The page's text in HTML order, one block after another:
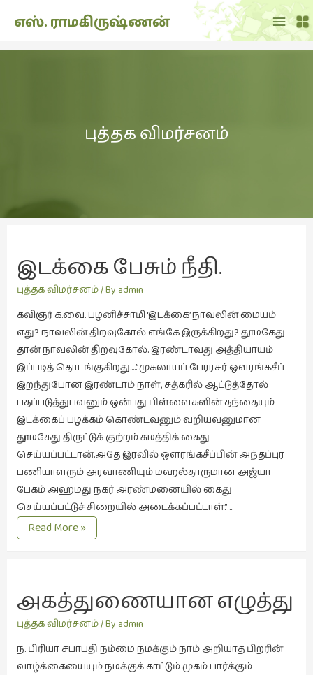
THE
அனுபவம்
ஆளுமை
(81)
இசை
(23)
இணையதளம்
(23)
இந்திய
இலக்கியம்
இயற்கை
(34)
இலக்கியம்
(729)
உலக
பேருரைகள்
எஸ். ராமகிருஷ்ணன்
Main
Menu
புத்தக விமர்சனம்
இடக்கை பேசும் நீதி.
புத்தக விமர்சனம்/ By admin
கவிஞர் க.வை. பழனிச்சாமி ‘இடக்கை’ நாவலின் மையம்
எது? நாவலின் திறவுகோல் எங்கே இருக்கிறது? தூமகேது
தான் நாவலின் திறவுகோல். இரண்டாவது அத்தியாயம்
இப்படித் தொடங்குகிறது…..”முகலாயப் பேரரசர் ஒளரங்கசீப்
இறந்துபோன இரண்டாம் நாள், சத்கரில் ஆட்டுத்தோல்
பதப்படுத்துபவனும் ஒன்பது பிள்ளைகளின் தந்தையும்
இடக்கைப் பழக்கம் கொண்டவனும் வறியவனுமான
தூமகேது திருட்டுக் குற்றம் சுமத்திக் கைது
செய்யப்பட்டான்.அதே இரவில் ஒளரங்கசீப்பின் அந்தப்புர
பணியாளரும் அரவாணியும் மஹல்தாருமான அஜ்யா
பேகம் அஹமது நகர் அரண்மனையில் கைது
செய்யப்பட்டுச் சிறையில் அடைக்கப்பட்டாள்.” …
இடக்கை
பேசும்
Read More »
அகத்துணையான எழுத்து
புத்தக விமர்சனம்/ By admin
ந. பிரியா சபாபதி நம்மை நமக்கும் நாம் அறியாத பிறரின்
வாழ்க்கையையும் நமக்குக் காட்டும் முகம் பார்க்கும்